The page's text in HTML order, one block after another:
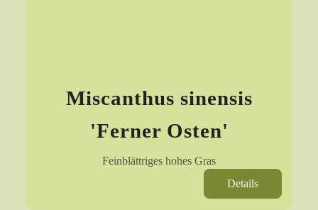
Miscanthus sinensis
'Ferner Osten'
Feinblättriges hohes Gras
Details